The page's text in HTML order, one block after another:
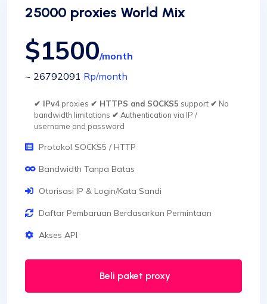
25000 proxies World Mix
$1500/month
~ 26792091 Rp/month
✔ IPv4proxies ✔ HTTPS and SOCKS5 support ✔ No
bandwidth limitations ✔ Authentication via IP /
username and password
Protokol SOCKS5 / HTTP
Bandwidth Tanpa Batas
Otorisasi IP & Login/Kata Sandi
Daftar Pembaruan Berdasarkan Permintaan
Akses API
Beli paket proxy